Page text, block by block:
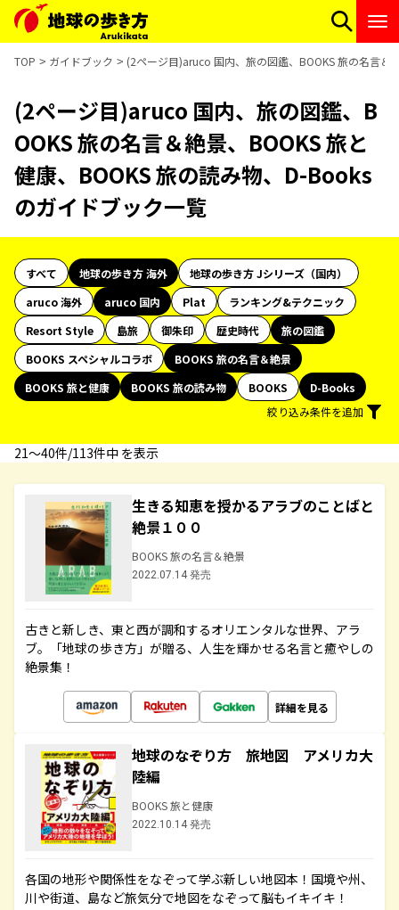
TOP ガイドブック (2ページ目)aruco 国内、旅の図鑑、BOOKS 旅の名言＆
(2ページ目)aruco 国内、旅の図鑑、B
OOKS 旅の名言＆絶景、BOOKS 旅と
健康、BOOKS 旅の読み物、D-Books
のガイドブック一覧
すべて 地球の歩き方 海外
地球の歩き方 Jシリーズ（国内）
aruco 海外
aruco 国内 Plat
ランキング&テクニック
Resort Style
島旅 御朱印 歴史時代
旅の図鑑
BOOKS スペシャルコラボ
BOOKS 旅の名言＆絶景
BOOKS 旅と健康
BOOKS 旅の読み物 BOOKS
D-Books
絞り込み条件を追加
21〜40件/113件中 を表示
生きる知恵を授かるアラブのことばと
絶景１００
BOOKS 旅の名言＆絶景
2022.07.14 発売
古きと新しき、東と西が調和するオリエンタルな世界、アラ
ブ。「地球の歩き方」が贈る、人生を輝かせる名言と癒やしの
絶景集！
詳細を見る
地球のなぞり方 旅地図 アメリカ大
陸編
BOOKS 旅と健康
2022.10.14 発売
各国の地形や関係性をなぞって学ぶ新しい地図本！国境や州、
川や街道、島など旅気分で地図をなぞって脳もイキイキ！